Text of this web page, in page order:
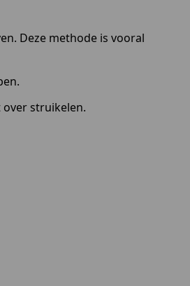
Deze methode is vooral
over struikelen.